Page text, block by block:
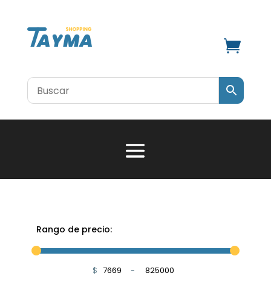

Rango de precio:
$ Minimum Price
- Maximum Price